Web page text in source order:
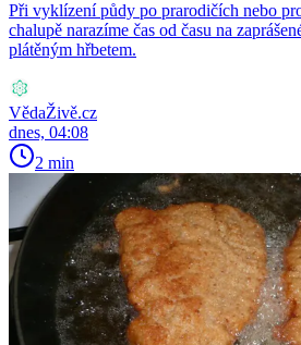
Při vyklízení půdy po prarodičích nebo
chalupě narazíme čas od času na
plátěným hřbetem.
VědaŽivě.cz
dnes, 04:08
2 min